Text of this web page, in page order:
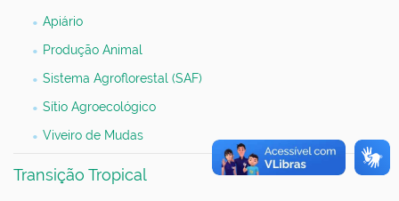
Apiário
Produção Animal
Sistema Agroflorestal (SAF)
Sítio Agroecológico
Viveiro de Mudas
Transição Tropical